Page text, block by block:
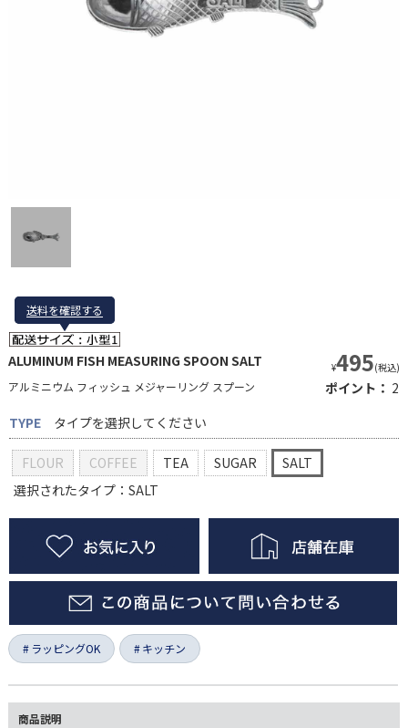
送料を確認する
送料を確認する
ALUMINUM FISH MEASURING SPOON SALT
アルミニウム フィッシュ メジャーリング スプーン
¥495(税込)
ポイント： 2
TYPE
タイプを選択してください
FLOUR COFFEE TEA SUGAR
SALT
選択されたタイプ：SALT
ラッピングOK キッチン
商品説明